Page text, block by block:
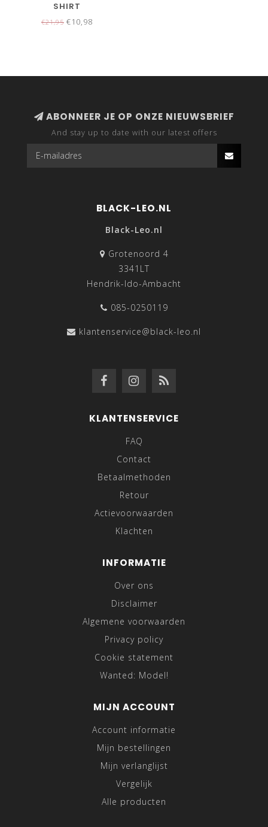
SHIRT
€21,95 €10,98
ABONNEER JE OP ONZE NIEUWSBRIEF
And stay up to date with our latest offers
BLACK-LEO.NL
Black-Leo.nl
Grotenoord 4
3341LT
Hendrik-Ido-Ambacht
085-0250119
klantenservice@black-leo.nl
KLANTENSERVICE
FAQ
Contact
Betaalmethoden
Retour
Actievoorwaarden
Klachten
INFORMATIE
Over ons
Disclaimer
Algemene voorwaarden
Privacy policy
Cookie statement
Wanted: Model!
MIJN ACCOUNT
Account informatie
Mijn bestellingen
Mijn verlanglijst
Vergelijk
Alle producten